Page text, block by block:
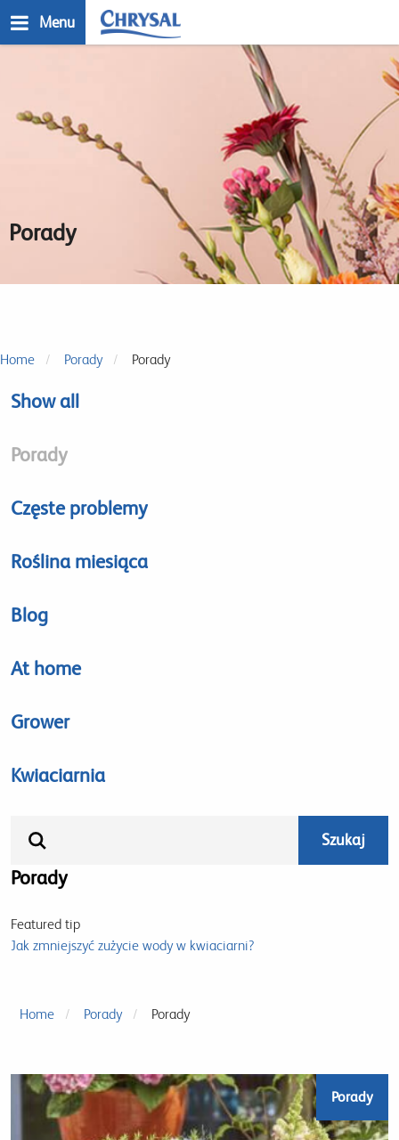
do
Menu
Porady
Home Porady Porady
Show all
Porady
Częste problemy
Roślina miesiąca
Blog
At home
Grower
Kwiaciarnia
Porady
Featured tip
Jak zmniejszyć zużycie wody w kwiaciarni?
Home Porady Porady
Porady